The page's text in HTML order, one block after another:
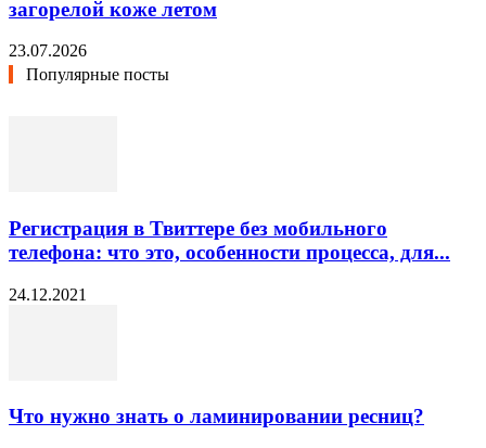
загорелой коже летом
23.07.2026
Популярные посты
Регистрация в Твиттере без мобильного
телефона: что это, особенности процесса, для...
24.12.2021
Что нужно знать о ламинировании ресниц?